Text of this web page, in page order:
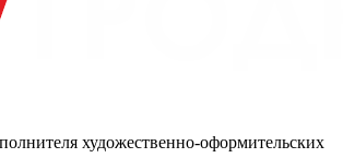
художественно-оформительских